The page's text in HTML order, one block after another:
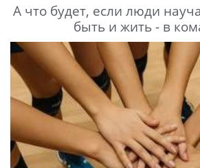
А что будет, если люди
быть и жить - в